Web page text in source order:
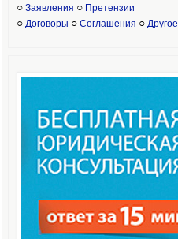
○ Заявления ○ Претензии
○ Договоры ○ Соглашения ○ Другое